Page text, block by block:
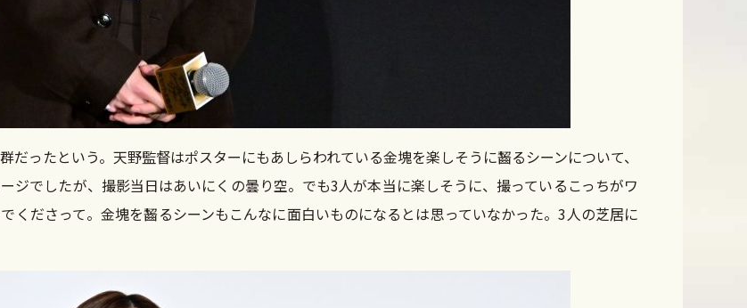
ったという。天野監督はポスターにもあしらわれている金塊を楽しそうに齧るシーンについて、
ジでしたが、撮影当日はあいにくの曇り空。でも3人が本当に楽しそうに、撮っているこっちがワ
くださって。金塊を齧るシーンもこんなに面白いものになるとは思っていなかった。3人の芝居に